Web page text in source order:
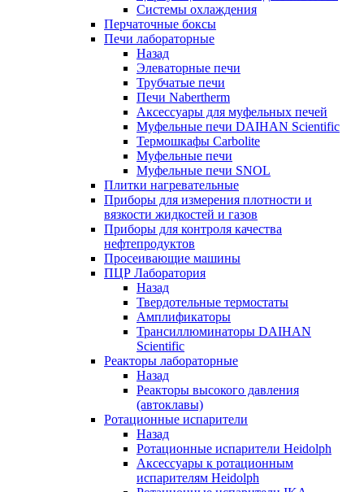
Системы охлаждения
Перчаточные боксы
Печи лабораторные
Назад
Элеваторные печи
Трубчатые печи
Печи Nabertherm
Аксессуары для муфельных печей
Муфельные печи DAIHAN Scientific
Термошкафы Carbolite
Муфельные печи
Муфельные печи SNOL
Плитки нагревательные
Приборы для измерения плотности и
вязкости жидкостей и газов
Приборы для контроля качества
нефтепродуктов
Просеивающие машины
ПЦР Лаборатория
Назад
Твердотельные термостаты
Амплификаторы
Трансиллюминаторы DAIHAN
Scientific
Реакторы лабораторные
Назад
Реакторы высокого давления
(автоклавы)
Ротационные испарители
Назад
Ротационные испарители Heidolph
Аксессуары к ротационным
испарителям Heidolph